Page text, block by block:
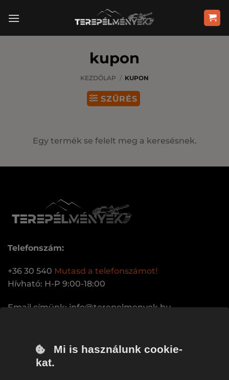
kupon
KEZDŐLAP / KUPON
SZŰRÉS
Egy termék se felelt meg a keresésnek.
Telefonszám:
+36 30 540 Mutasd a telefonszámot!
Hívható: H-P 9:00-18:00
Email címünk:uh.keynemleperet@ofni
ÉLMÉNYEINK
Mi is használunk cookie-
kat.